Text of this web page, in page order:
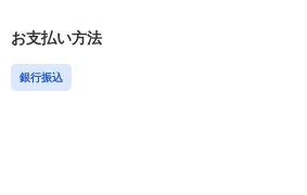
お支払い方法
銀行振込